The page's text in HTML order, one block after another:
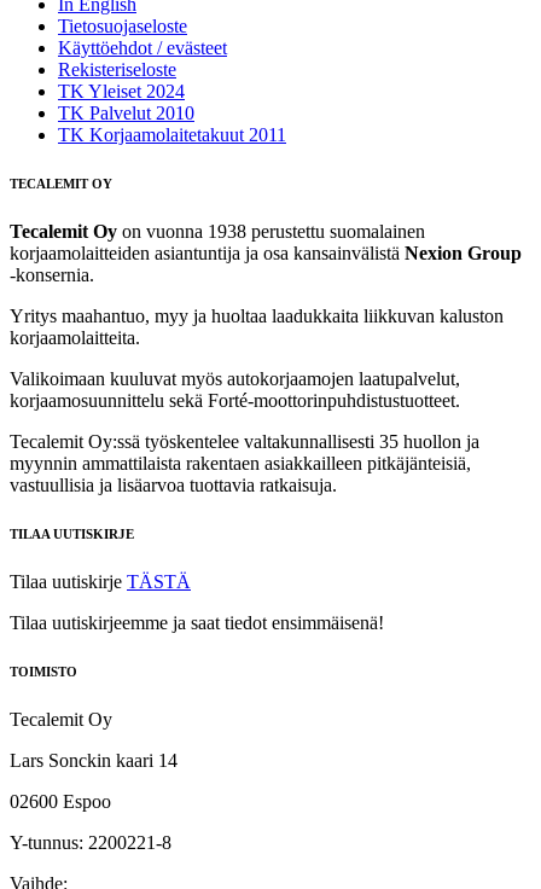
Tietosuojaseloste
Käyttöehdot / evästeet
Rekisteriseloste
TK Yleiset 2024
TK Palvelut 2010
TK Korjaamolaitetakuut 2011
TECALEMIT OY
Tecalemit Oy on vuonna 1938 perustettu suomalainen
korjaamolaitteiden asiantuntija ja osa kansainvälistä Nexion Group
-konsernia.
Yritys maahantuo, myy ja huoltaa laadukkaita liikkuvan kaluston
korjaamolaitteita.
Valikoimaan kuuluvat myös autokorjaamojen laatupalvelut,
korjaamosuunnittelu sekä Forté‑moottorinpuhdistustuotteet.
Tecalemit Oy:ssä työskentelee valtakunnallisesti 35 huollon ja
myynnin ammattilaista rakentaen asiakkailleen pitkäjänteisiä,
vastuullisia ja lisäarvoa tuottavia ratkaisuja.
TILAA UUTISKIRJE
Tilaa uutiskirje TÄSTÄ
Tilaa uutiskirjeemme ja saat tiedot ensimmäisenä!
TOIMISTO
Tecalemit Oy
Lars Sonckin kaari 14
02600 Espoo
Y-tunnus: 2200221-8
Vaihde: